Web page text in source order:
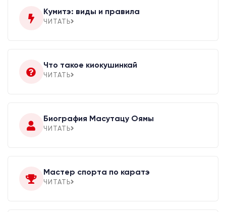
Кумитэ: виды и правила
ЧИТАТЬ
Что такое киокушинкай
ЧИТАТЬ
Биография Масутацу Оямы
ЧИТАТЬ
Мастер спорта по каратэ
ЧИТАТЬ